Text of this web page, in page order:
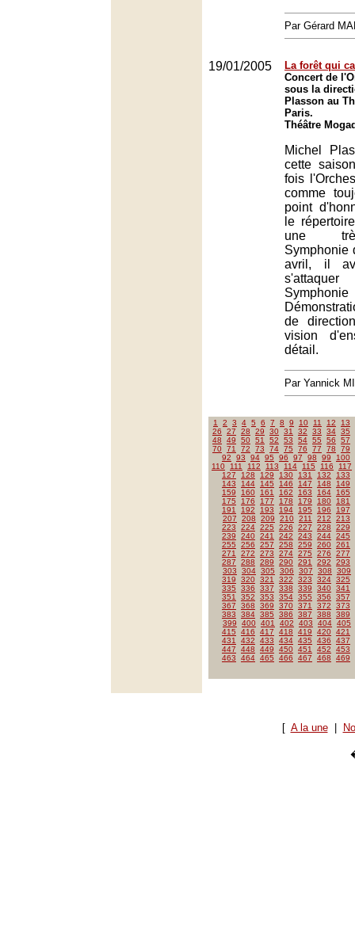
Par Gérard
19/01/2005
La forêt qui
Concert de
sous la
Plasson au
Paris.
Théâtre
Michel
cette
fois
comme
point
le
une
Symphonie
avril, il
de
vision
détail.
Par Yannick
1 2 3 4 5 6 7 8 9 10 11 12
13
26
27 28 29 30 31 32 33 34 35
48
49 50 51 52 53 54 55 56
57
70 71 72 73 74 75 76 77 78
79
92
93 94 95 96 97 98 99
100
110
111 112 113 114 115 116
117
127
128 129 130 131 132
133
143
144 145 146 147 148
149
159
160 161 162 163 164
165
175
176 177 178 179 180
181
191
192 193 194 195 196
197
207
208 209 210 211 212
213
223
224 225 226 227 228
229
239
240 241 242 243 244 245
255
256 257 258 259 260 261
271
272 273 274 275 276
277
287
288 289 290 291 292
293
303
304 305 306 307 308
309
319
320 321 322 323 324 325
335
336 337 338 339 340 341
351
352 353 354 355 356
357
367
368 369 370 371 372
373
383
384 385 386 387 388
389
399
400 401 402 403 404 405
415
416 417 418 419 420 421
431
432 433 434 435 436
437
447
448 449 450 451 452
453
463
464 465 466 467 468 469
[ A la une|